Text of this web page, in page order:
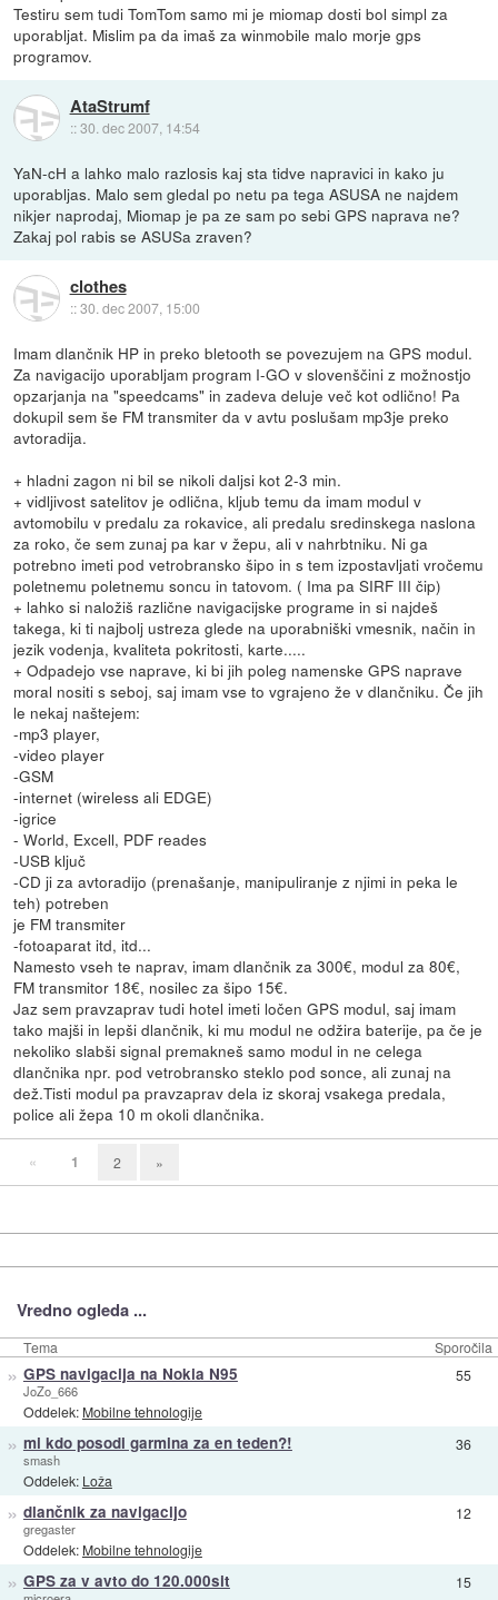
Testiru sem tudi TomTom samo mi je miomap dosti bol simpl za
uporabljat. Mislim pa da imaš za winmobile malo morje gps
programov.
AtaStrumf
::30. dec 2007, 14:54
YaN-cH a lahko malo razlosis kaj sta tidve napravici in kako ju
uporabljas. Malo sem gledal po netu pa tega ASUSA ne najdem
nikjer naprodaj, Miomap je pa ze sam po sebi GPS naprava ne?
Zakaj pol rabis se ASUSa zraven?
clothes
::30. dec 2007, 15:00
Imam dlančnik HP in preko bletooth se povezujem na GPS modul.
Za navigacijo uporabljam program I-GO v slovenščini z možnostjo
opzarjanja na "speedcams" in zadeva deluje več kot odlično! Pa
dokupil sem še FM transmiter da v avtu poslušam mp3je preko
avtoradija.
+ hladni zagon ni bil se nikoli daljsi kot 2-3 min.
+ vidljivost satelitov je odlična, kljub temu da imam modul v
avtomobilu v predalu za rokavice, ali predalu sredinskega naslona
za roko, če sem zunaj pa kar v žepu, ali v nahrbtniku. Ni ga
potrebno imeti pod vetrobransko šipo in s tem izpostavljati vročemu
poletnemu poletnemu soncu in tatovom. ( Ima pa SIRF III čip)
+ lahko si naložiš različne navigacijske programe in si najdeš
takega, ki ti najbolj ustreza glede na uporabniški vmesnik, način in
jezik vodenja, kvaliteta pokritosti, karte.....
+ Odpadejo vse naprave, ki bi jih poleg namenske GPS naprave
moral nositi s seboj, saj imam vse to vgrajeno že v dlančniku. Če jih
le nekaj naštejem:
-mp3 player,
-video player
-GSM
-internet (wireless ali EDGE)
-igrice
- World, Excell, PDF reades
-USB ključ
-CD ji za avtoradijo (prenašanje, manipuliranje z njimi in peka le
teh) potreben
je FM transmiter
-fotoaparat itd, itd...
Namesto vseh te naprav, imam dlančnik za 300€, modul za 80€,
FM transmitor 18€, nosilec za šipo 15€.
Jaz sem pravzaprav tudi hotel imeti ločen GPS modul, saj imam
tako majši in lepši dlančnik, ki mu modul ne odžira baterije, pa če je
nekoliko slabši signal premakneš samo modul in ne celega
dlančnika npr. pod vetrobransko steklo pod sonce, ali zunaj na
dež.Tisti modul pa pravzaprav dela iz skoraj vsakega predala,
police ali žepa 10 m okoli dlančnika.
« 1 2 »
Vredno ogleda ...
Tema Sporočila
» GPS navigacija na Nokia N95
JoZo_666
Oddelek: Mobilne tehnologije
55
» mi kdo posodi garmina za en teden?!
smash
Oddelek: Loža
36
» dlančnik za navigacijo
gregaster
Oddelek: Mobilne tehnologije
12
» GPS za v avto do 120.000sit 15